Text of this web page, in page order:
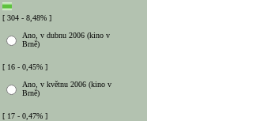
[ 304 - 8,48% ]
Ano, v dubnu 2006 (kino v
Brně)
[ 16 - 0,45% ]
Ano, v květnu 2006 (kino v
Brně)
[ 17 - 0,47% ]